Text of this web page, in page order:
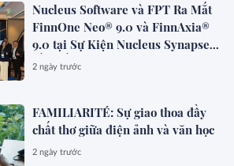
Nucleus Software và FPT Ra Mắt
FinnOne Neo® 9.0 và FinnAxia®
9.0 tại Sự Kiện Nucleus Synapse
Lần Đầu Tiên tại Việt Nam
2 ngày trước
FAMILIARITÉ: Sự giao thoa đầy
chất thơ giữa điện ảnh và văn học
2 ngày trước